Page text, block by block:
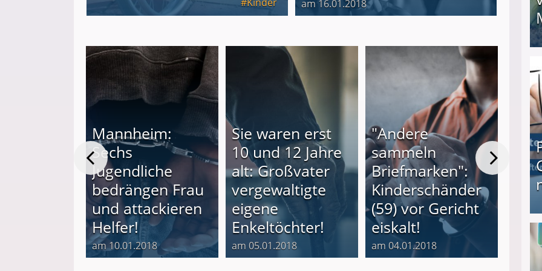
am 16.01.2018
Mannheim:
Sechs
Jugendliche
bedrängen Frau
und attackieren
Helfer!
am 10.01.2018
Sie waren erst
10 und 12 Jahre
alt: Großvater
vergewaltigte
eigene
Enkeltöchter!
am 05.01.2018
"Andere
sammeln
Briefmarken":
Kinderschänder
(59) vor Gericht
eiskalt!
am 04.01.2018
Ihr
am
I❶I Schnell Geld verdienen: 20 seriöse
Produkttester werden und Geld verdienen ↻